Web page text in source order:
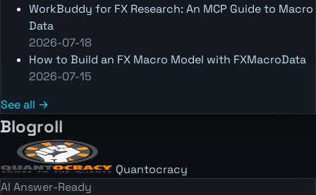
WorkBuddy for FX Research: An MCP Guide to Macro
Data
2026-07-18
How to Build an FX Macro Model with FXMacroData
2026-07-15
See all →
Blogroll
Quantocracy
AI Answer-Ready